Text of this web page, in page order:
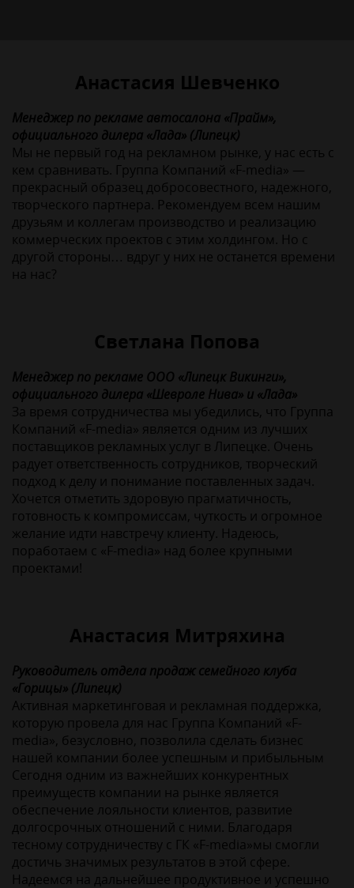
Анастасия Шевченко
Менеджер по рекламе автосалона «Прайм»,
официального дилера «Лада» (Липецк)
Мы не первый год на рекламном рынке, у нас есть с
кем сравнивать. Группа Компаний «F-media» —
прекрасный образец добросовестного, надежного,
творческого партнера. Рекомендуем всем нашим
друзьям и коллегам производство и реализацию
коммерческих проектов с этим холдингом. Но с
другой стороны… вдруг у них не останется времени
на нас?
Светлана Попова
Менеджер по рекламе ООО «Липецк Викинги»,
официального дилера «Шевроле Нива» и «Лада»
За время сотрудничества мы убедились, что Группа
Компаний «F-media» является одним из лучших
поставщиков рекламных услуг в Липецке. Очень
радует ответственность сотрудников, творческий
подход к делу и понимание поставленных задач.
Хочется отметить здоровую прагматичность,
готовность к компромиссам, чуткость и огромное
желание идти навстречу клиенту. Надеюсь,
поработаем с «F-media» над более крупными
проектами!
Анастасия Митряхина
Руководитель отдела продаж семейного клуба
«Горицы» (Липецк)
Активная маркетинговая и рекламная поддержка,
которую провела для нас Группа Компаний «F-
media», безусловно, позволила сделать бизнес
нашей компании более успешным и прибыльным
Сегодня одним из важнейших конкурентных
преимуществ компании на рынке является
обеспечение лояльности клиентов, развитие
долгосрочных отношений с ними. Благодаря
тесному сотрудничеству с ГК «F-media»мы смогли
достичь значимых результатов в этой сфере.
Надеемся на дальнейшее продуктивное и успешно